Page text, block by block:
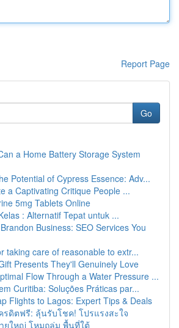
Report Page
Go
a Home Battery Storage System
Potential of Cypress Essence: Adv...
a Captivating Critique People ...
5mg Tablets Online
: Alternatif Tepat untuk ...
Business: SEO Services You
taking care of reasonable to extr...
Presents They'll Genuinely Love
Flow Through a Water Pressure ...
Curitiba: Soluções Práticas par...
Flights to Lagos: Expert Tips & Deals
รดิตฟรี: ลุ้นรับโชค! โปรแรงสะใจ
ยุใหญ่ โหมถล่ม พื้นที่ใต้